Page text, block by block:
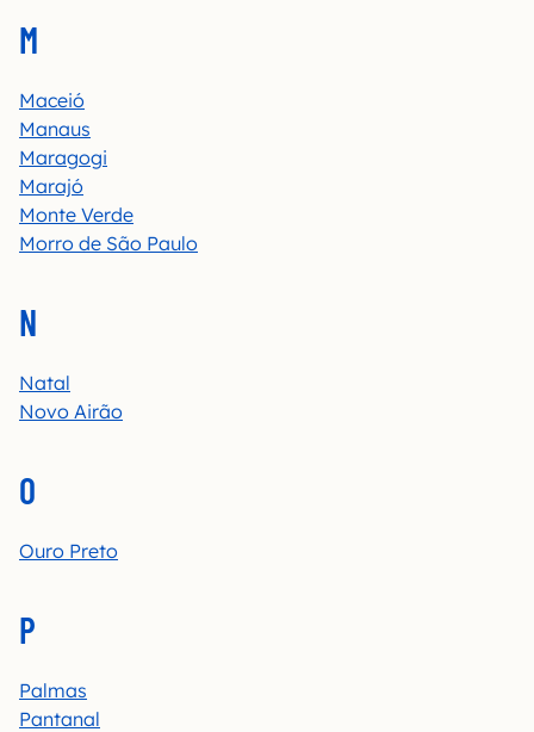
M
Maceió
Manaus
Maragogi
Marajó
Monte Verde
Morro de São Paulo
N
Natal
Novo Airão
O
Ouro Preto
P
Palmas
Pantanal